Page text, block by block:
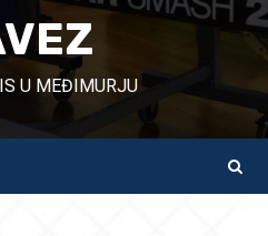
U MEĐIMURJU